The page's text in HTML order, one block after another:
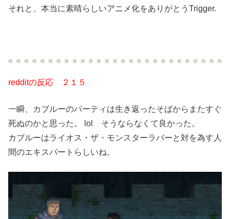
それと、本当に素晴らしいアニメ化をありがとうTrigger.
redditの反応 ２１５
一瞬、カブルーのパーティは生き返ったそばからまたすぐ
死ぬのかと思った。 lol そうならなくて良かった。
カブルーはライオス・ザ・モンスターラバーと対を為す人
間のエキスパートらしいね。